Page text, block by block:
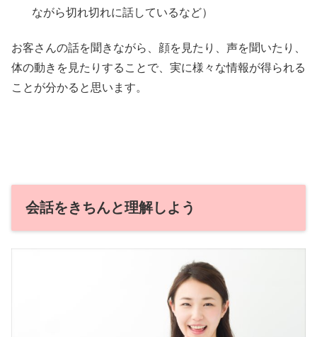
ながら切れ切れに話しているなど）
お客さんの話を聞きながら、顔を見たり、声を聞いたり、
体の動きを見たりすることで、実に様々な情報が得られる
ことが分かると思います。
会話をきちんと理解しよう